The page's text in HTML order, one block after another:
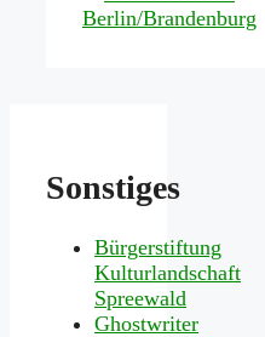
Berlin/Brandenburg
Sonstiges
Bürgerstiftung
Kulturlandschaft
Spreewald
Ghostwriter